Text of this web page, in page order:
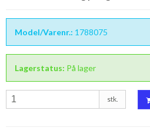
Model/Varenr.: 1788075
Lagerstatus: På lager
stk.